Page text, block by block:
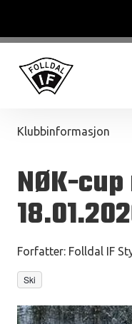
Klubbinformasjon
NØK-
Forfatter: Folldal IF
Ski